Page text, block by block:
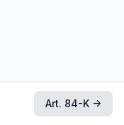
Art. 84-K →